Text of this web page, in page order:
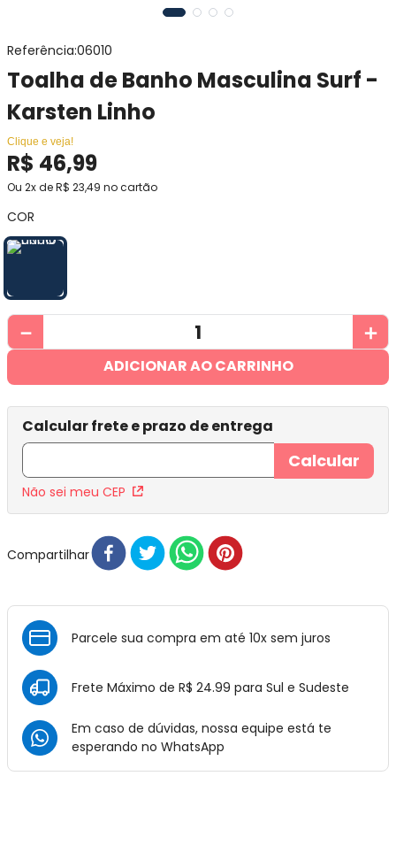
Referência:06010
Toalha de Banho Masculina Surf -
Karsten Linho
Clique e veja!
R$ 46,99
Ou 2x deR$ 23,49 no cartão
COR
＋
－
ADICIONAR AO CARRINHO
Não sei meu CEP
Compartilhar
Parcele sua compra em até 10x sem juros
Frete Máximo de R$ 24.99 para Sul e Sudeste
Em caso de dúvidas, nossa equipe está te
esperando no WhatsApp